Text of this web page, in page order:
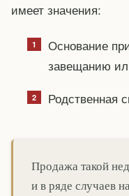
имеет значения:
Основание
завещанию
Родственная
Продажа такой
и в ряде случаев